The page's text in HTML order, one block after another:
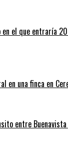
el que entraría
en una finca en
entre Buenavista